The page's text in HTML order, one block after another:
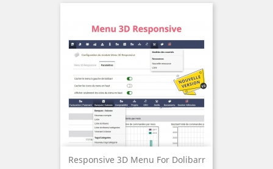
Responsive 3D Menu For Dolibarr